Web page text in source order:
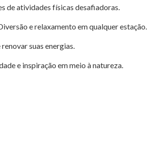
de atividades físicas desafiadoras.
e relaxamento em qualquer estação.
suas energias.
e inspiração em meio à natureza.